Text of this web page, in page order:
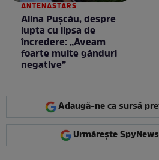
ANTENASTARS
Alina Pușcău, despre
lupta cu lipsa de
încredere: „Aveam
foarte multe gânduri
negative”
Adaugă-ne ca sursă
Urmărește